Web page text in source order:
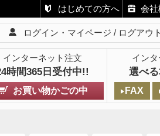
はじめての方へ 会
ログイン・マイページ ログアウト
インターネット注文
時間365日受付中!!
イン
選べ
お買い物かごの中 FAX